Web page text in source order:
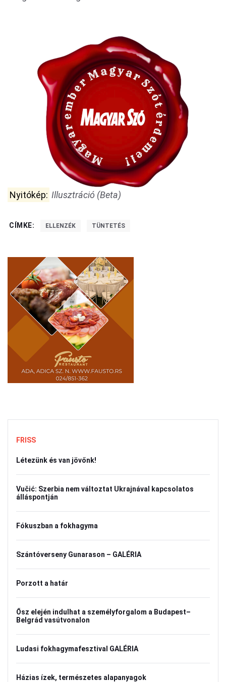
Nyitókép: Illusztráció (Beta)
CÍMKE: ELLENZÉK TÜNTETÉS
FRISS
Létezünk és van jövőnk!
Vučić: Szerbia nem változtat Ukrajnával kapcsolatos
álláspontján
Fókuszban a fokhagyma
Szántóverseny Gunarason – GALÉRIA
Porzott a határ
Ősz elején indulhat a személyforgalom a Budapest–
Belgrád vasútvonalon
Ludasi fokhagymafesztival GALÉRIA
Házias ízek, természetes alapanyagok